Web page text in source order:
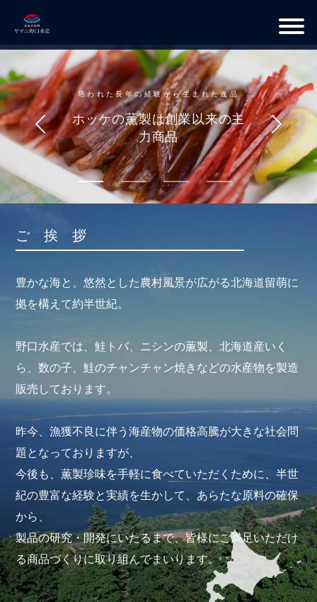
ご挨拶
豊かな海と、悠然とした農村風景が広がる北海道留萌に
拠を構えて約半世紀。
野口水産では、鮭トバ、ニシンの薫製、北海道産いく
ら、数の子、鮭のチャンチャン焼きなどの水産物を製造
販売しております。
昨今、漁獲不良に伴う海産物の価格高騰が大きな社会問
題となっておりますが、
今後も、薫製珍味を手軽に食べていただくために、半世
紀の豊富な経験と実績を生かして、あらたな原料の確保
から、
製品の研究・開発にいたるまで、皆様にご満足いただけ
る商品づくりに取り組んでまいります。